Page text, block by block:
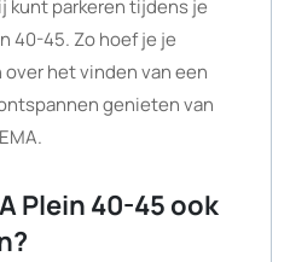
kunt parkeren tijdens je
40-45. Zo hoef je je
het vinden van een
genieten van
Plein 40-45 ook